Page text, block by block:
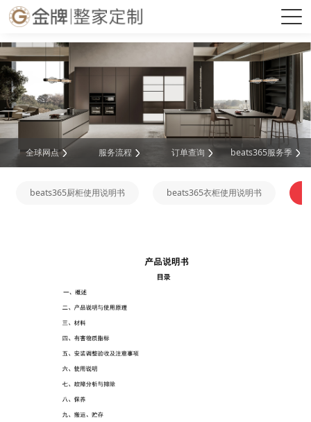
beats365(中国区)-唯一官方网站
全球网点 服务流程 订单查询 beats365服务季
beats365厨柜使用说明书 beats365衣柜使用说明书